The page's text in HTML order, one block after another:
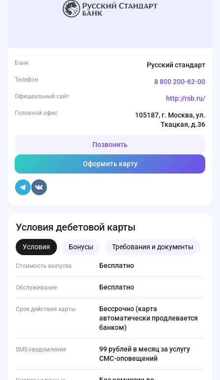
Условия дебетовой карты
Условия Бонусы Требования и документы
Стоимость выпуска Бесплатно
Обслуживание Бесплатно
Срок действия карты
Бессрочно (карта
автоматически продлевается
банком)
SMS-уведомления
99 рублей в месяц за услугу
СМС-оповещений
Банк Русский стандарт
Телефон 8 800 200-62-00
Официальный сайт http://rsb.ru/
Головной офис
105187, г. Москва, ул.
Ткацкая, д.36
Позвонить
Оформить карту